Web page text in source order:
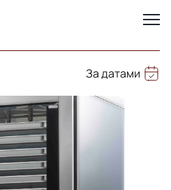
За датами